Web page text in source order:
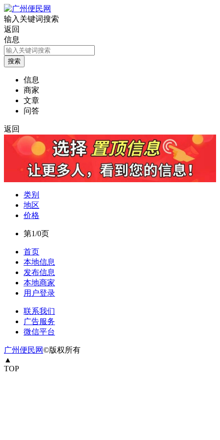
输入关键词搜索
返回
信息
信息
商家
文章
问答
返回
类别
地区
价格
第1/0页
首页
本地信息
发布信息
本地商家
用户登录
联系我们
广告服务
微信平台
广州便民网©版权所有
▲
TOP